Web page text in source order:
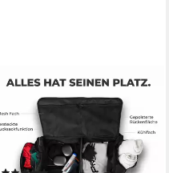
PASTE®
Sporttasche & Fitness Tasche
XL 68L Schuhfach,
Rucksackfunktion & Kühlfach
Fußball (ALL IN PRO, in